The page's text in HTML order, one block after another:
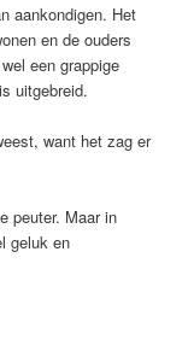
aankondigen. Het
en de ouders
een grappige
uitgebreid.
want het zag er
peuter. Maar in
geluk en